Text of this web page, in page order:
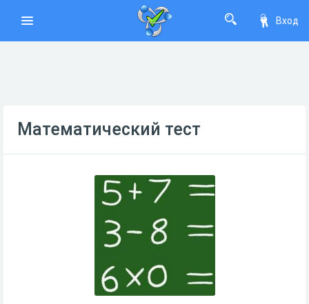
Вход
Математический тест